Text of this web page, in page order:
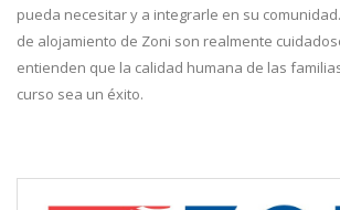
pueda necesitar y a integrarle en su
de alojamiento de Zoni son realmente
entienden que la calidad humana de las
curso sea un éxito.